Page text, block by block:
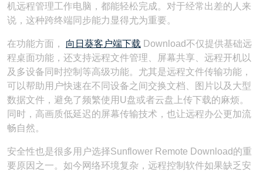
机远程管理工作电脑，都能轻松完成。对于经常出差的人来
说，这种跨终端同步能力显得尤为重要。
在功能方面， 向日葵客户端下载 Download不仅提供基础远
程桌面功能，还支持远程文件管理、屏幕共享、远程开机以
及多设备同时控制等高级功能。尤其是远程文件传输功能，
可以帮助用户快速在不同设备之间交换文档、图片以及大型
数据文件，避免了频繁使用U盘或者云盘上传下载的麻烦。
同时，高画质低延迟的屏幕传输技术，也让远程办公更加流
畅自然。
安全性也是很多用户选择Sunflower Remote Download的重
要原因之一。如今网络环境复杂，远程控制软件如果缺乏安